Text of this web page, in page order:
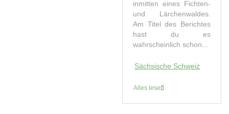
inmitten eines Fichten-
und Lärchenwaldes.
Am Titel des Berichtes
hast du es
wahrscheinlich schon...
Sächsische Schweiz
Alles lesen